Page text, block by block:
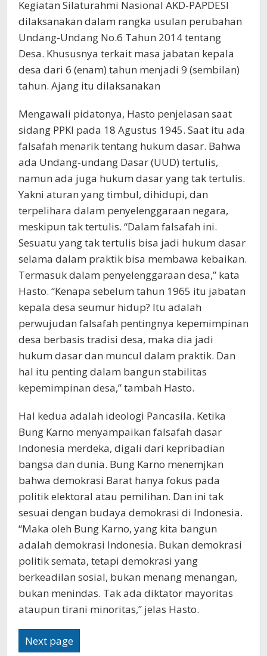
Kegiatan Silaturahmi Nasional AKD-PAPDESI
dilaksanakan dalam rangka usulan perubahan
Undang-Undang No.6 Tahun 2014 tentang
Desa. Khususnya terkait masa jabatan kepala
desa dari 6 (enam) tahun menjadi 9 (sembilan)
tahun. Ajang itu dilaksanakan
Mengawali pidatonya, Hasto penjelasan saat
sidang PPKI pada 18 Agustus 1945. Saat itu ada
falsafah menarik tentang hukum dasar. Bahwa
ada Undang-undang Dasar (UUD) tertulis,
namun ada juga hukum dasar yang tak tertulis.
Yakni aturan yang timbul, dihidupi, dan
terpelihara dalam penyelenggaraan negara,
meskipun tak tertulis. “Dalam falsafah ini.
Sesuatu yang tak tertulis bisa jadi hukum dasar
selama dalam praktik bisa membawa kebaikan.
Termasuk dalam penyelenggaraan desa,” kata
Hasto. “Kenapa sebelum tahun 1965 itu jabatan
kepala desa seumur hidup? Itu adalah
perwujudan falsafah pentingnya kepemimpinan
desa berbasis tradisi desa, maka dia jadi
hukum dasar dan muncul dalam praktik. Dan
hal itu penting dalam bangun stabilitas
kepemimpinan desa,” tambah Hasto.
Hal kedua adalah ideologi Pancasila. Ketika
Bung Karno menyampaikan falsafah dasar
Indonesia merdeka, digali dari kepribadian
bangsa dan dunia. Bung Karno menemjkan
bahwa demokrasi Barat hanya fokus pada
politik elektoral atau pemilihan. Dan ini tak
sesuai dengan budaya demokrasi di Indonesia.
“Maka oleh Bung Karno, yang kita bangun
adalah demokrasi Indonesia. Bukan demokrasi
politik semata, tetapi demokrasi yang
berkeadilan sosial, bukan menang menangan,
bukan menindas. Tak ada diktator mayoritas
ataupun tirani minoritas,” jelas Hasto.
Next page